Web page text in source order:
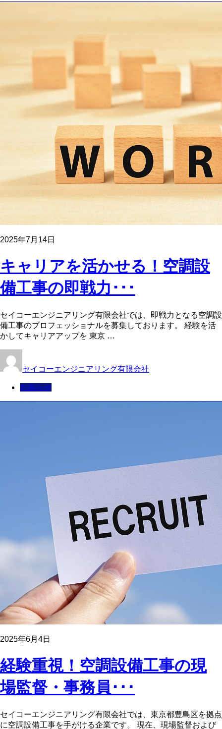
2025年7月14日
キャリアを活かせる！空調設
備工事の即戦力･･･
セイコーエンジニアリング有限会社では、即戦力となる空調設
備工事のプロフェッショナルを募集しております。 経験を活
かしてキャリアアップを 東京 …
セイコーエンジニアリング有限会社
お知らせ
2025年6月4日
経験重視！空調設備工事の現
場監督・事務員･･･
セイコーエンジニアリング有限会社では、東京都豊島区を拠点
に空調設備工事を手がける企業です。 現在、現場監督および